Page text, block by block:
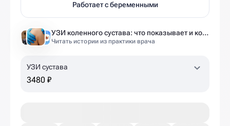
Работает с беременными
УЗИ коленного сустава: что показывает и когда назначают
Читать истории из практики врача
УЗИ сустава
3480 ₽